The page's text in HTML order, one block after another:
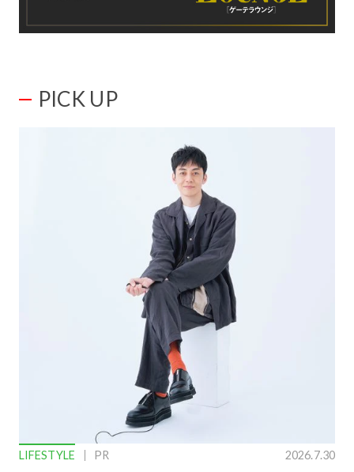
PICK UP
LIFESTYLE PR 2026.7.30